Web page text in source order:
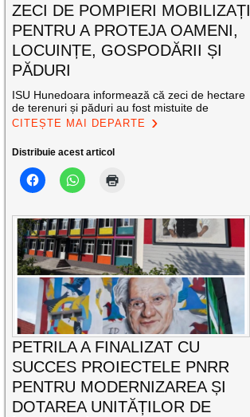
ZECI DE POMPIERI MOBILIZAȚI
PENTRU A PROTEJA OAMENI,
LOCUINȚE, GOSPODĂRII ȘI
PĂDURI
ISU Hunedoara informează că zeci de hectare
de terenuri și păduri au fost mistuite de
CITEȘTE MAI DEPARTE
Distribuie acest articol
PETRILA A FINALIZAT CU
SUCCES PROIECTELE PNRR
PENTRU MODERNIZAREA ȘI
DOTAREA UNITĂȚILOR DE